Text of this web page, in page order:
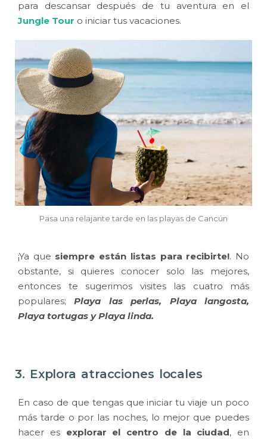
para descansar después de tu aventura en el
Jungle Tour o iniciar tus vacaciones.
Pasa una relajante tarde en las playas de Cancún
¡Ya que siempre están listas para recibirte!. No
obstante, si quieres conocer solo las mejores,
entonces te sugerimos visites las cuatro más
populares;Playa las perlas, Playa langosta,
Playa tortugas y Playa linda.
3. Explora atracciones locales
En caso de que tengas que iniciar tu viaje un poco
más tarde o por las noches, lo mejor que puedes
hacer es explorar el centro de la ciudad, en